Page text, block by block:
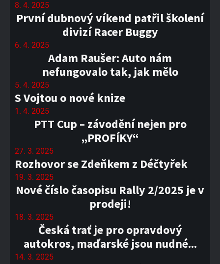
8. 4. 2025
První dubnový víkend patřil školení
divizí Racer Buggy
6. 4. 2025
Adam Raušer: Auto nám
nefungovalo tak, jak mělo
5. 4. 2025
S Vojtou o nové knize
1. 4. 2025
PTT Cup – závodění nejen pro
„PROFÍKY“
27. 3. 2025
Rozhovor se Zdeňkem z Déčtyřek
19. 3. 2025
Nové číslo časopisu Rally 2/2025 je v
prodeji!
18. 3. 2025
Česká trať je pro opravdový
autokros, maďarské jsou nudné...
14. 3. 2025